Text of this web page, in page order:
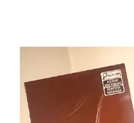
aplico sobre a acne (
produto: ILOSONE
antibiótico de amplo
Streptomyces